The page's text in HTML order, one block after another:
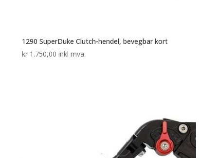
1290 SuperDuke Clutch-hendel, bevegbar kort
kr1.750,00 inkl mva